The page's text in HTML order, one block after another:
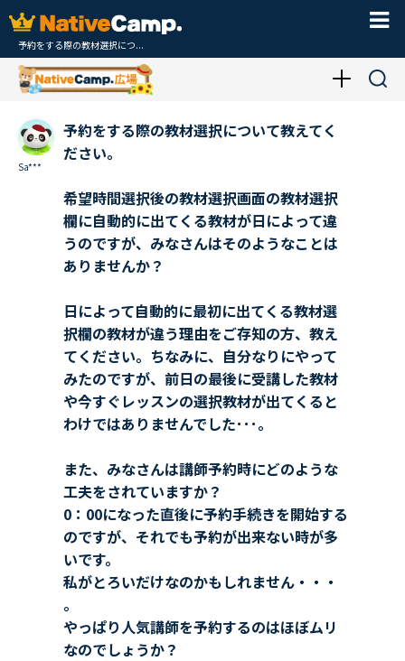
予約をする際の教材選択につ...
Sa***
予約をする際の教材選択について教えてく
ださい。
希望時間選択後の教材選択画面の教材選択
欄に自動的に出てくる教材が日によって違
うのですが、みなさんはそのようなことは
ありませんか？
日によって自動的に最初に出てくる教材選
択欄の教材が違う理由をご存知の方、教え
てください。ちなみに、自分なりにやって
みたのですが、前日の最後に受講した教材
や今すぐレッスンの選択教材が出てくると
わけではありませんでした･･･。
また、みなさんは講師予約時にどのような
工夫をされていますか？
0：00になった直後に予約手続きを開始する
のですが、それでも予約が出来ない時が多
いです。
私がとろいだけなのかもしれません・・・
。
やっぱり人気講師を予約するのはほぼムリ
なのでしょうか？